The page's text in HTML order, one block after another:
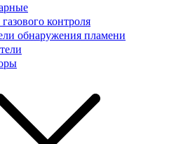
контроля
обнаружения пламени